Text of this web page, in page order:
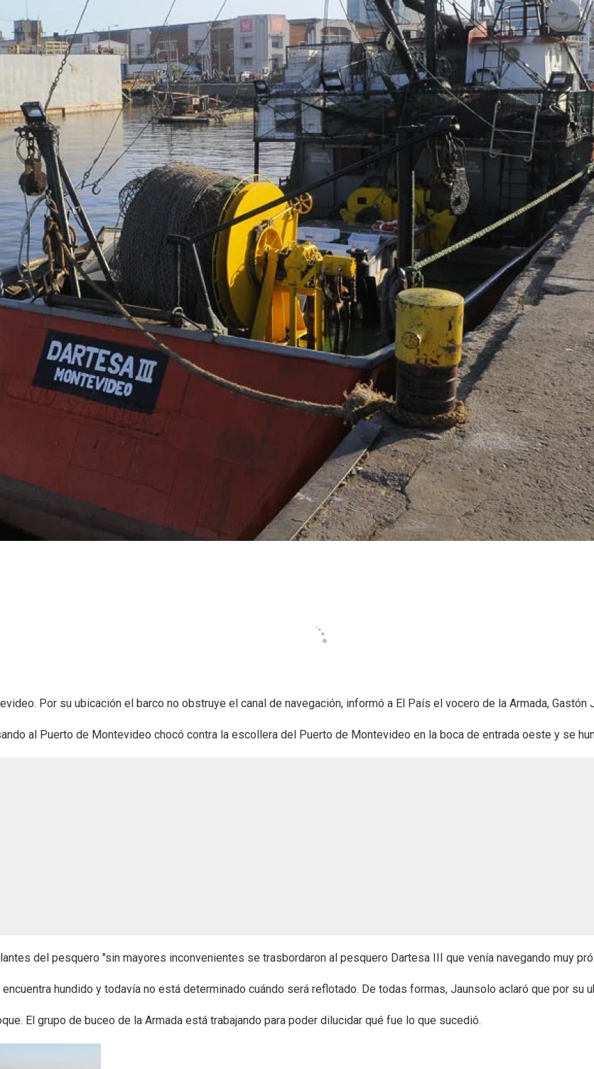
Por su ubicación el barco no obstruye el canal de navegación, informó a El País el vocero de la Armada, Gastón
al Puerto de Montevideo chocó contra la escollera del Puerto de Montevideo en la boca de entrada oeste y se
del pesquero "sin mayores inconvenientes se trasbordaron al pesquero Dartesa III que venía navegando muy
hundido y todavía no está determinado cuándo será reflotado. De todas formas, Jaunsolo aclaró que por su
El grupo de buceo de la Armada está trabajando para poder dilucidar qué fue lo que sucedió.